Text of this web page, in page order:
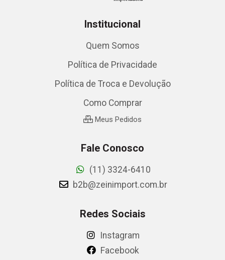
Institucional
Quem Somos
Política de Privacidade
Política de Troca e Devolução
Como Comprar
Meus Pedidos
Fale Conosco
(11) 3324-6410
b2b@zeinimport.com.br
Redes Sociais
Instagram
Facebook